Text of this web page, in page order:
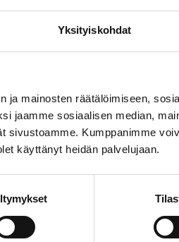
Yksityiskohdat
ja mainosten räätälöimiseen,
jaamme sosiaalisen median,
sivustoamme. Kumppanimme
käyttänyt heidän palvelujaan.
Email
Message